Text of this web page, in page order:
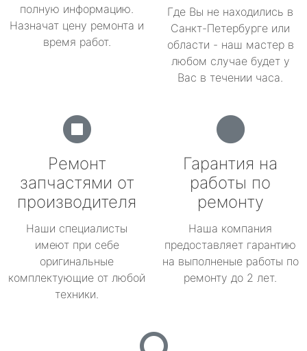
полную информацию.
Назначат цену ремонта и
время работ.
Где Вы не находились в
Санкт-Петербурге или
области - наш мастер в
любом случае будет у
Вас в течении часа.
Ремонт
запчастями от
производителя
Наши специалисты
имеют при себе
оригинальные
комплектующие от любой
техники.
Гарантия на
работы по
ремонту
Наша компания
предоставляет гарантию
на выполненые работы по
ремонту до 2 лет.